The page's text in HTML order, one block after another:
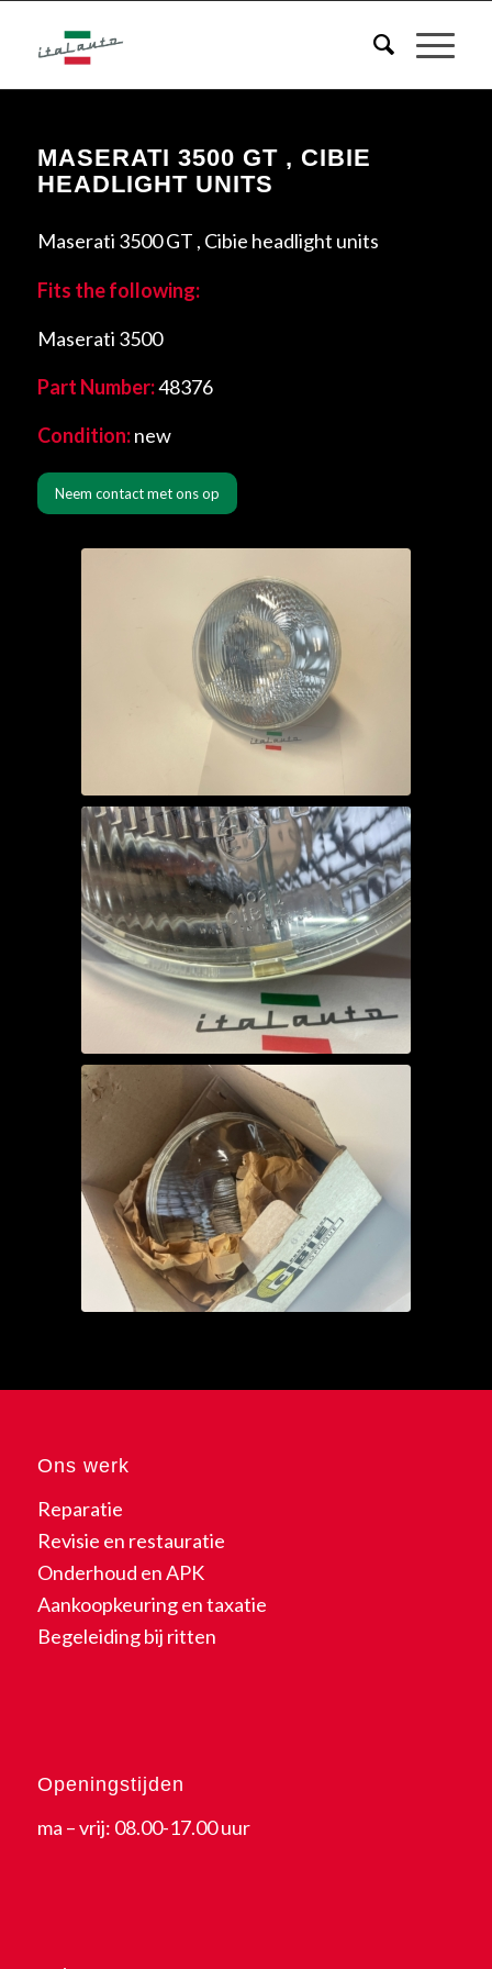
MASERATI 3500 GT , CIBIE
HEADLIGHT UNITS
Maserati 3500 GT , Cibie headlight units
Fits the following:
Maserati 3500
Part Number:48376
Condition:new
Neem contact met ons op
Ons werk
Reparatie
Revisie en restauratie
Onderhoud en APK
Aankoopkeuring en taxatie
Begeleiding bij ritten
Openingstijden
ma – vrij: 08.00-17.00 uur